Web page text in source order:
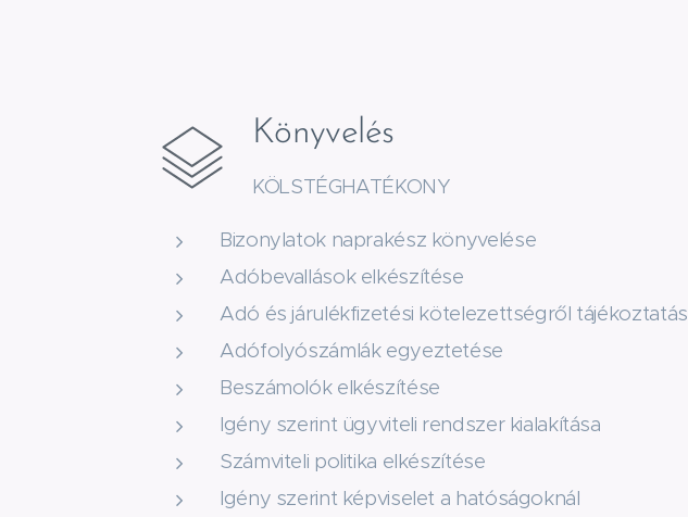
Könyvelés
KÖLSTÉGHATÉKONY
Bizonylatok naprakész könyvelése
Adóbevallások elkészítése
Adó és járulékfizetési kötelezettségről tájékoztatás
Adófolyószámlák egyeztetése
Beszámolók elkészítése
Igény szerint ügyviteli rendszer kialakítása
Számviteli politika elkészítése
Igény szerint képviselet a hatóságoknál